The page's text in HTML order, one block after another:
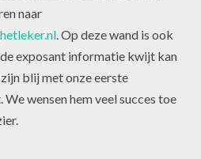
naar
. Op deze wand is ook
exposant informatie kwijt kan
blij met onze eerste
wensen hem veel succes toe